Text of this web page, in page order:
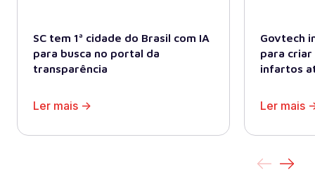
SC tem 1ª cidade do Brasil com IA
para busca no portal da
transparência
Ler mais ->
Govtech
para criar
infartos
Ler mais -